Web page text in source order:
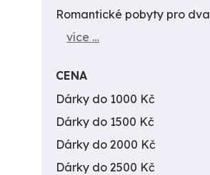
Romantické pobyty pro dva
více …
CENA
Dárky do 1000 Kč
Dárky do 1500 Kč
Dárky do 2000 Kč
Dárky do 2500 Kč